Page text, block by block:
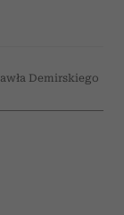
Demirskiego